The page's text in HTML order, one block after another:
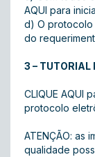
AQUI para
d) O protocolo
do
3 – TUTORIAL
CLIQUE AQUI
protocolo
ATENÇÃO: as
qualidade